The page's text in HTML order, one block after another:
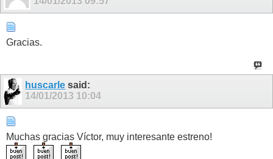
Gracias.
huscarle said:
14/01/2013 10:04
Muchas gracias Víctor, muy interesante estreno!